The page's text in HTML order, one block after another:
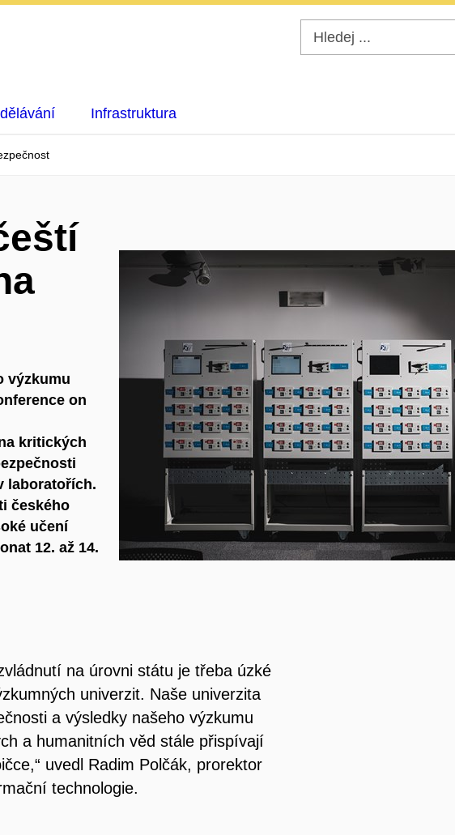
Infrastruktura
výzkumu
on
kritických
laboratořích.
českého
učení
12. až 14.
na úrovni státu je třeba úzké
univerzit. Naše univerzita
a výsledky našeho výzkumu
a humanitních věd stále přispívají
uvedl Radim Polčák, prorektor
technologie.